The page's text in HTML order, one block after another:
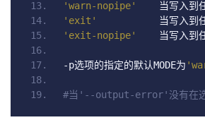
'warn-nopipe'
当写入到
'exit'
当写入到
'exit-nopipe'
当写入到
-p选项的指定的默认MODE为
#当'--output-error'没有在选项